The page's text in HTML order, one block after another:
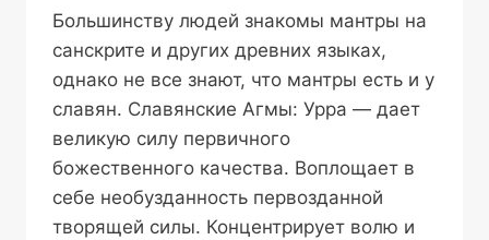
Большинству людей знакомы мантры на
санскрите и других древних языках,
однако не все знают, что мантры есть и у
славян. Славянские Агмы: Урра — дает
великую силу первичного
божественного качества. Воплощает в
себе необузданность первозданной
творящей силы. Концентрирует волю и